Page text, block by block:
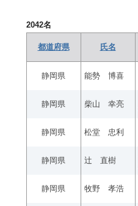
2042名
都道府県 氏名
静岡県 能勢 博喜
静岡県 柴山 幸亮
静岡県 松堂 忠利
静岡県 辻 直樹
静岡県 牧野 孝浩